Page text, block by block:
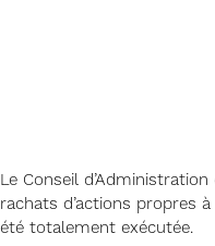
Le Conseil
rachats d’actions propres
été totalement exécutée.